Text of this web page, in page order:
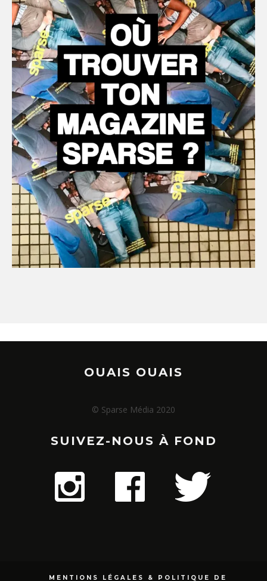
OUAIS OUAIS
© Sparse Média 2020
SUIVEZ-NOUS À FOND
MENTIONS LÉGALES & POLITIQUE DE